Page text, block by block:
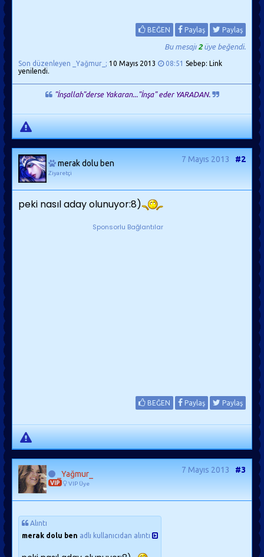
BEĞEN Paylaş Paylaş
Bu mesajı 2üye beğendi.
Son düzenleyen _Yağmur_; 10 Mayıs 2013 08:51 Sebep: Link
yenilendi.
"İnşallah"derse Yakaran..."İnşa" eder YARADAN.
merak dolu ben
Ziyaretçi
7 Mayıs 2013 #2
peki nasıl aday olunuyor:8)
Sponsorlu Bağlantılar
BEĞEN Paylaş Paylaş
_Yağmur_
VIP VIP Üye
7 Mayıs 2013 #3
Alıntı
merak dolu ben adlı kullanıcıdan alıntı